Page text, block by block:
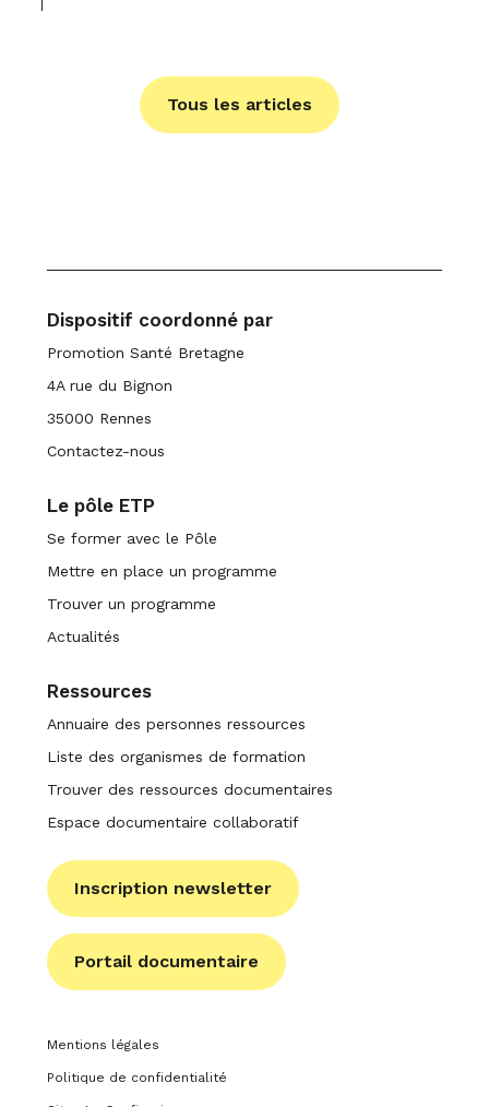
Tous les articles
Dispositif coordonné par
Promotion Santé Bretagne
4A rue du Bignon
35000 Rennes
Contactez-nous
Le pôle ETP
Se former avec le Pôle
Mettre en place un programme
Trouver un programme
Actualités
Ressources
Annuaire des personnes ressources
Liste des organismes de formation
Trouver des ressources documentaires
Espace documentaire collaboratif
Inscription newsletter
Portail documentaire
Mentions légales
Politique de confidentialité